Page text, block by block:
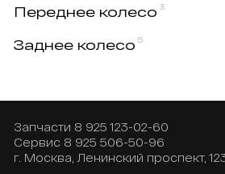
Переднее колесо 3
Заднее колесо 5
Запчасти 8 925 123-02-60
Сервис 8 925 506-50-96
г. Москва, Ленинский проспект,